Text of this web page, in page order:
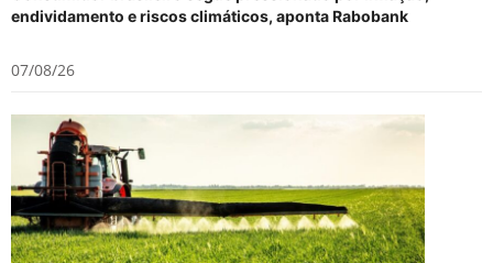
endividamento e riscos climáticos, aponta Rabobank
07/08/26